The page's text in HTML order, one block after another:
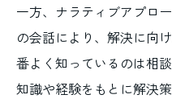
一方、ナラティブアプロ
の会話により、解決に向
番よく知っているのは相
知識や経験をもとに解決